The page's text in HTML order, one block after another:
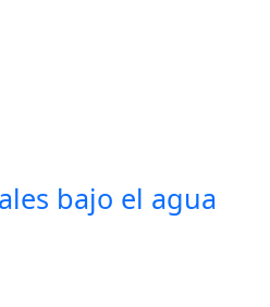
bajo el agua